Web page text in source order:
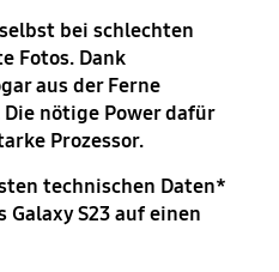
bei schlechten
Fotos. Dank
aus der Ferne
nötige Power dafür
Prozessor.
technischen Daten*
Galaxy S23 auf einen